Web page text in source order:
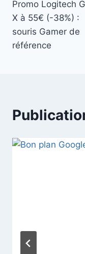
de
l’article
Promo Logitech
X à 55€ (-38%) :
souris Gamer de
référence